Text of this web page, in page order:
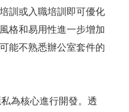
訓或入職培訓即可優化
格和易用性進一步增加
能不熟悉辦公室套件的
為核心進行開發。透